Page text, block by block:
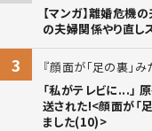
【マンガ】離婚危機
の夫婦関係やり直し
3
顔面が「足の裏」
「私がテレビに...」
送された!<顔面が「
ました(10)>